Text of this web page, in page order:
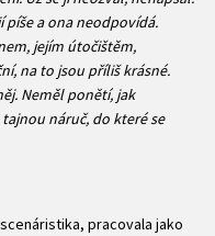
píše a ona neodpovídá.
jejím útočištěm,
na to jsou příliš krásné.
Neměl ponětí, jak
náruč, do které se
pracovala jako